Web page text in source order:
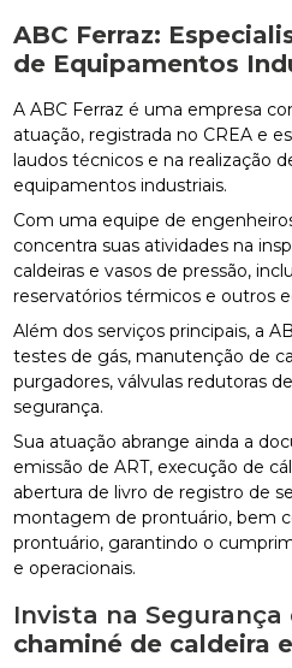
ABC Ferraz:
de Equipamentos
A ABC Ferraz é uma empresa
atuação, registrada no CREA e
laudos técnicos e na realização
equipamentos industriais.
Com uma equipe de
concentra suas atividades na
caldeiras e vasos de pressão,
reservatórios térmicos e outros
Além dos serviços principais, a
testes de gás, manutenção de
purgadores, válvulas redutoras
segurança.
Sua atuação abrange ainda a
emissão de ART, execução de
abertura de livro de registro de
montagem de prontuário, bem
prontuário, garantindo o
e operacionais.
Invista na Segurança
chaminé de caldeira